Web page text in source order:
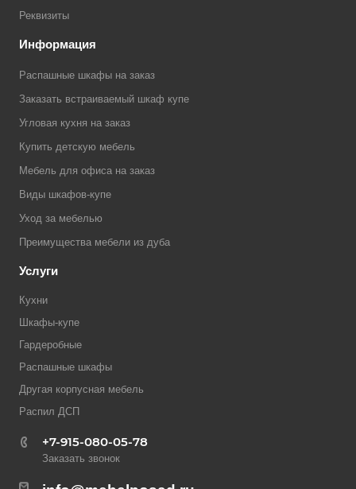
Реквизиты
Информация
Распашные шкафы на заказ
Заказать встраиваемый шкаф купе
Угловая кухня на заказ
Купить детскую мебель
Мебель для офиса на заказ
Виды шкафов-купе
Уход за мебелью
Преимущества мебели из дуба
Услуги
Кухни
Шкафы-купе
Гардеробные
Распашные шкафы
Другая корпусная мебель
Распил ДСП
+7-915-080-05-78
Заказать звонок